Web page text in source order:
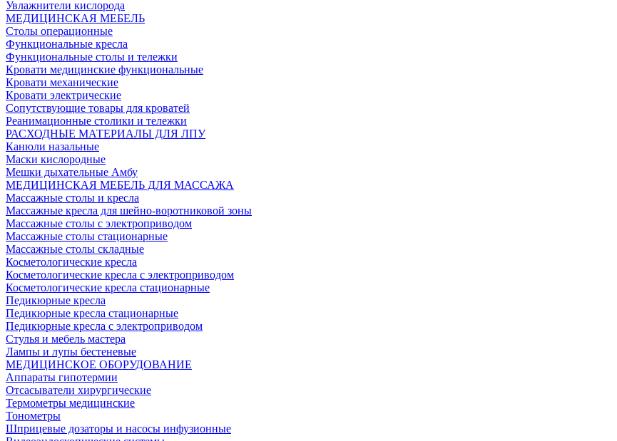
Увлажнители кислорода
МЕДИЦИНСКАЯ МЕБЕЛЬ
Столы операционные
Функциональные кресла
Функциональные столы и тележки
Кровати медицинские функциональные
Кровати механические
Кровати электрические
Сопутствующие товары для кроватей
Реанимационные столики и тележки
РАСХОДНЫЕ МАТЕРИАЛЫ ДЛЯ ЛПУ
Канюли назальные
Маски кислородные
Мешки дыхательные Амбу
МЕДИЦИНСКАЯ МЕБЕЛЬ ДЛЯ МАССАЖА
Массажные столы и кресла
Массажные кресла для шейно-воротниковой зоны
Массажные столы с электроприводом
Массажные столы стационарные
Массажные столы складные
Косметологические кресла
Косметологические кресла с электроприводом
Косметологические кресла стационарные
Педикюрные кресла
Педикюрные кресла стационарные
Педикюрные кресла с электроприводом
Стулья и мебель мастера
Лампы и лупы бестеневые
МЕДИЦИНСКОЕ ОБОРУДОВАНИЕ
Аппараты гипотермии
Отсасыватели хирургические
Термометры медицинские
Тонометры
Шприцевые дозаторы и насосы инфузионные